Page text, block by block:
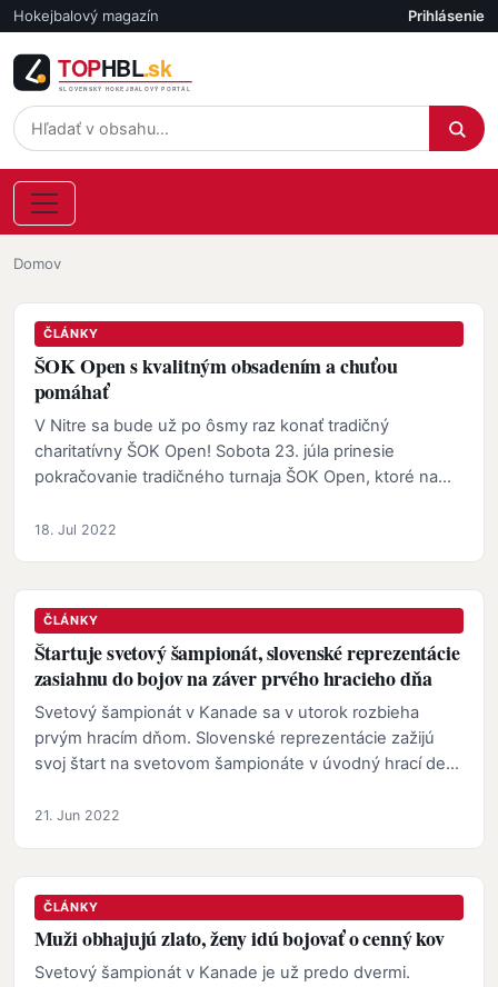
Skočiť na hlavný obsah
Hokejbalový magazín Účet
Prihlásenie
Omrvinka
Domov
ČLÁNKY
ŠOK Open s kvalitným obsadením a chuťou
pomáhať
V Nitre sa bude už po ôsmy raz konať tradičný
charitatívny ŠOK Open! Sobota 23. júla prinesie
pokračovanie tradičného turnaja ŠOK Open, ktoré na
18. Jul 2022
ČLÁNKY
Štartuje svetový šampionát, slovenské reprezentácie
zasiahnu do bojov na záver prvého hracieho dňa
Svetový šampionát v Kanade sa v utorok rozbieha
prvým hracím dňom. Slovenské reprezentácie zažijú
svoj štart na svetovom šampionáte v úvodný hrací deň.
21. Jun 2022
ČLÁNKY
Muži obhajujú zlato, ženy idú bojovať o cenný kov
Svetový šampionát v Kanade je už predo dvermi.